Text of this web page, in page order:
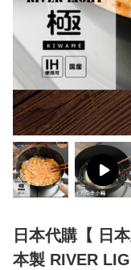
日本代購【 日
本製 RIVER